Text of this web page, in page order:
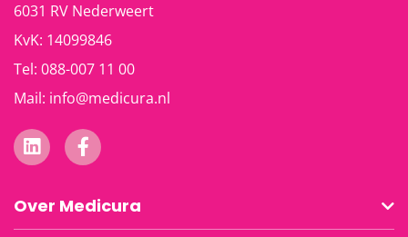
6031 RV Nederweert
KvK: 14099846
Tel: 088-007 11 00
Mail: info@medicura.nl
Over Medicura